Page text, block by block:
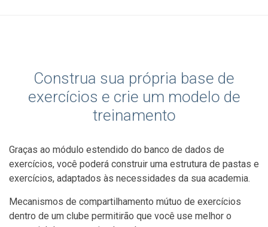
Construa sua própria base de
exercícios e crie um modelo de
treinamento
Graças ao módulo estendido do banco de dados de
exercícios, você poderá construir uma estrutura de pastas e
exercícios, adaptados às necessidades da sua academia.
Mecanismos de compartilhamento mútuo de exercícios
dentro de um clube permitirão que você use melhor o